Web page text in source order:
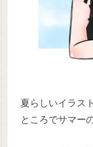
夏らしいイラス
ところでサマー